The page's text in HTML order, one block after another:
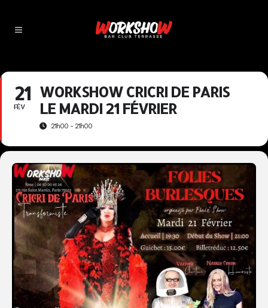
21
FÉV
WORKSHOW CRICRI DE PARIS
LE MARDI 21 FÉVRIER
21h00 - 21h00